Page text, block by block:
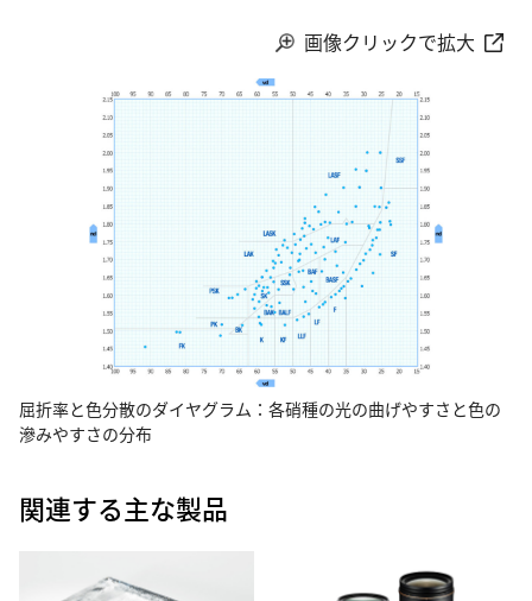
画像クリックで拡大
屈折率と色分散のダイヤグラム：各硝種の光の曲げやすさと色の
滲みやすさの分布
関連する主な製品